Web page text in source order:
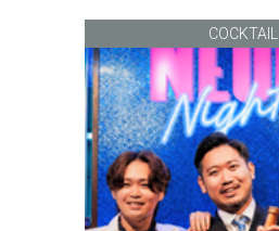
COCKTAIL